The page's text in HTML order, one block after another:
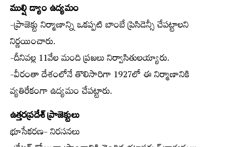
ముల్షి డ్యాం ఉద్యమం
-ప్రాజెక్టు నిర్మాణాన్ని ఒకప్పటి బాంబే ప్రెసిడెన్సీ చేపట్టాలని
నిర్ణయించారు.
-దీనివల్ల 11వేల మంది ప్రజలు నిర్వాసితులయ్యారు.
-వీరంతా దేశంలోనే తొలిసారిగా 1927లో ఈ నిర్మాణానికి
వ్యతిరేకంగా ఉద్యమం చేపట్టారు.
ఉత్తరప్రదేశ్ ప్రాజెక్టులు
భూసేకరణ- నిరసనలు